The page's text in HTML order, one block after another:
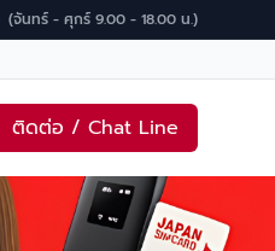
(จันทร์ - ศุกร์ 9.00 - 18.00 น.)
ติดต่อ / Chat Line